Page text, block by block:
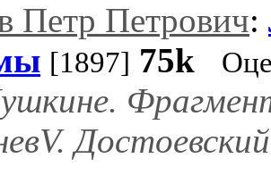
Петр Петрович:
[1897] 75k